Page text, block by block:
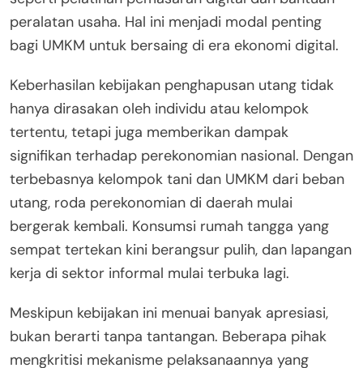
peralatan usaha. Hal ini menjadi modal penting
bagi UMKM untuk bersaing di era ekonomi digital.
Keberhasilan kebijakan penghapusan utang tidak
hanya dirasakan oleh individu atau kelompok
tertentu, tetapi juga memberikan dampak
signifikan terhadap perekonomian nasional. Dengan
terbebasnya kelompok tani dan UMKM dari beban
utang, roda perekonomian di daerah mulai
bergerak kembali. Konsumsi rumah tangga yang
sempat tertekan kini berangsur pulih, dan lapangan
kerja di sektor informal mulai terbuka lagi.
Meskipun kebijakan ini menuai banyak apresiasi,
bukan berarti tanpa tantangan. Beberapa pihak
mengkritisi mekanisme pelaksanaannya yang